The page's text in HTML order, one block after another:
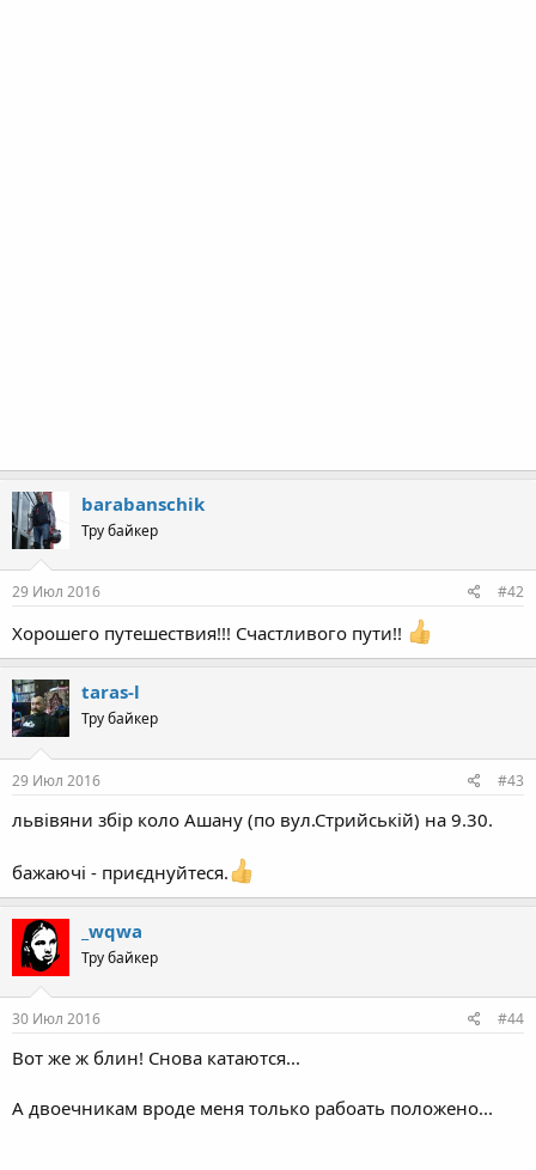
barabanschik
Тру байкер
29 Июл 2016 #42
Хорошего путешествия!!! Счастливого пути!!
taras-l
Тру байкер
29 Июл 2016 #43
львівяни збір коло Ашану (по вул.Стрийській) на 9.30.
бажаючі - приєднуйтеся.
_wqwa
Тру байкер
30 Июл 2016 #44
Вот же ж блин! Снова катаются...
А двоечникам вроде меня только рабоать положено...